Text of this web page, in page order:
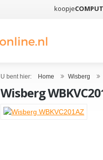
koopje
U bent hier: Home Wisberg
Wisberg